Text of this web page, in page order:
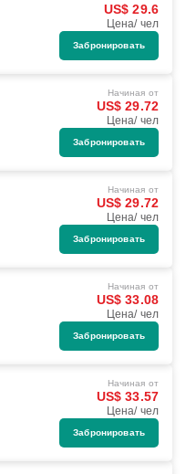
US$ 29.6
Цена/ чел
Забронировать
Начиная от
US$ 29.72
Цена/ чел
Забронировать
Начиная от
US$ 29.72
Цена/ чел
Забронировать
Начиная от
US$ 33.08
Цена/ чел
Забронировать
Начиная от
US$ 33.57
Цена/ чел
Забронировать